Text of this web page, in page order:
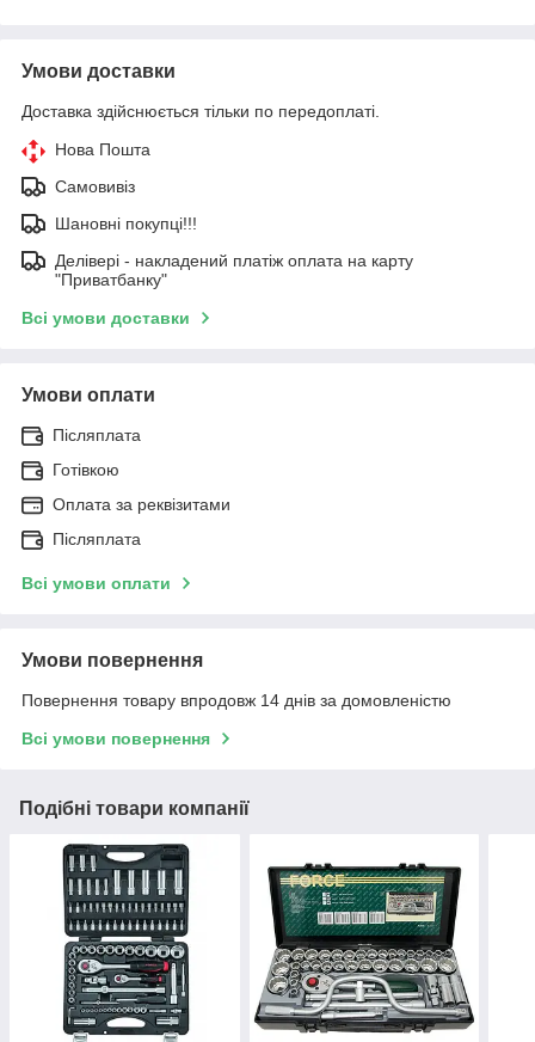
Умови доставки
Доставка здійснюється тільки по передоплаті.
Нова Пошта
Самовивіз
Шановні покупці!!!
Делівері - накладений платіж оплата на карту
"Приватбанку"
Всі умови доставки
Умови оплати
Післяплата
Готівкою
Оплата за реквізитами
Післяплата
Всі умови оплати
Умови повернення
Повернення товару впродовж 14 днів за домовленістю
Всі умови повернення
Подібні товари компанії